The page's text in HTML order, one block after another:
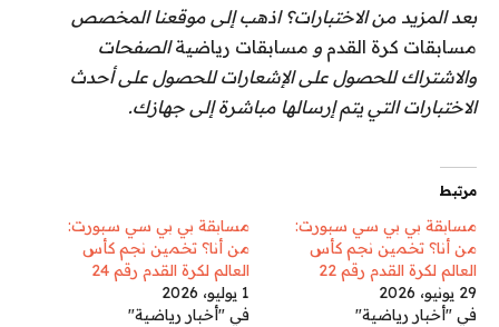
بعد المزيد من الاختبارات؟ اذهب إلى موقعنا المخصص
مسابقات كرة القدم و مسابقات رياضيةالصفحات
والاشتراك للحصول على الإشعارات للحصول على أحدث
الاختبارات التي يتم إرسالها مباشرة إلى جهازك.
مرتبط
مسابقة بي بي سي سبورت:
من أنا؟ تخمين نجم كأس
العالم لكرة القدم رقم 22
29 يونيو، 2026
في "أخبار رياضية"
مسابقة بي بي سي سبورت:
من أنا؟ تخمين نجم كأس
العالم لكرة القدم رقم 24
1 يوليو، 2026
في "أخبار رياضية"